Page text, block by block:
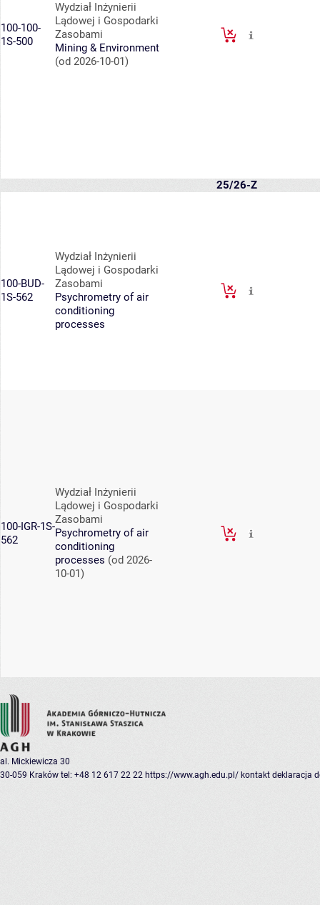
100-100-
1S-500
Wydział Inżynierii
Lądowej i Gospodarki
Zasobami
Mining & Environment
(od 2026-10-01)
25/26-Z
100-BUD-
1S-562
Wydział Inżynierii
Lądowej i Gospodarki
Zasobami
Psychrometry of air
conditioning
processes
100-IGR-1S-
562
Wydział Inżynierii
Lądowej i Gospodarki
Zasobami
Psychrometry of air
conditioning
processes (od 2026-
10-01)
al. Mickiewicza 30
30-059 Kraków tel: +48 12 617 22 22 https://www.agh.edu.pl/ kontakt deklaracja